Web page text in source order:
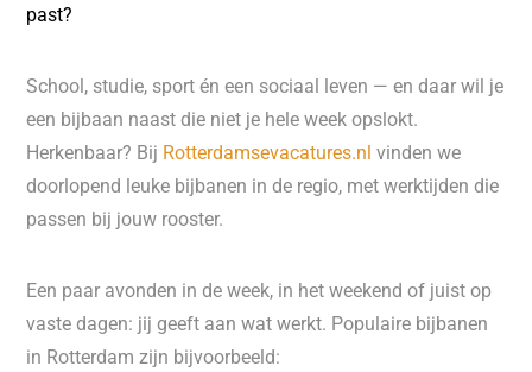
past?
School, studie, sport én een sociaal leven — en daar wil je
een bijbaan naast die niet je hele week opslokt.
Herkenbaar? Bij Rotterdamsevacatures.nl vinden we
doorlopend leuke bijbanen in de regio, met werktijden die
passen bij jouw rooster.
Een paar avonden in de week, in het weekend of juist op
vaste dagen: jij geeft aan wat werkt. Populaire bijbanen
in Rotterdam zijn bijvoorbeeld: